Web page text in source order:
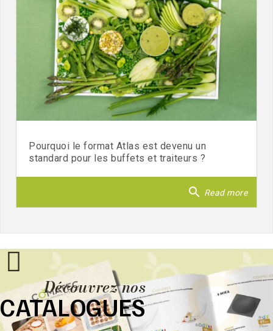
Pourquoi le format Atlas est devenu un
standard pour les buffets et traiteurs ?
search Read more
Découvrez nos
CATALOGUES